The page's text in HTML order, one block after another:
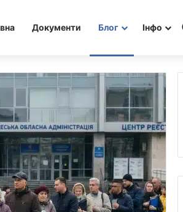
Документи Блог Інфо